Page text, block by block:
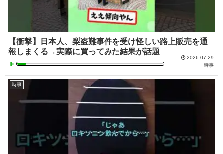
【衝撃】日本人、梨盗難事件を受け怪しい路上販売を通
報しまくる→実際に買ってみた結果が話題
2026.07.29
時事
時事